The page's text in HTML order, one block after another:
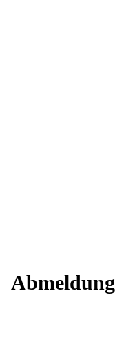
Abmeldung